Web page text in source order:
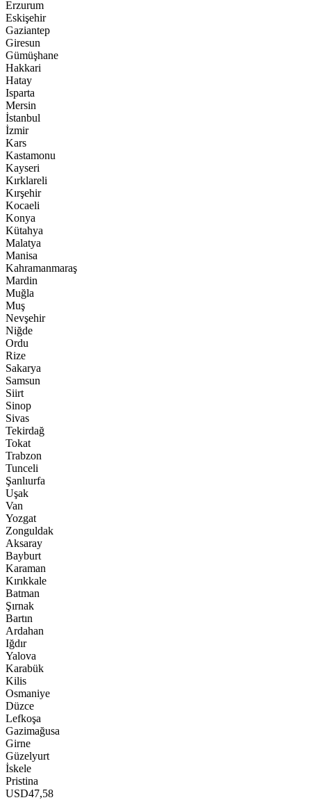
Erzurum
Eskişehir
Gaziantep
Giresun
Gümüşhane
Hakkari
Hatay
Isparta
Mersin
İstanbul
İzmir
Kars
Kastamonu
Kayseri
Kırklareli
Kırşehir
Kocaeli
Konya
Kütahya
Malatya
Manisa
Kahramanmaraş
Mardin
Muğla
Muş
Nevşehir
Niğde
Ordu
Rize
Sakarya
Samsun
Siirt
Sinop
Sivas
Tekirdağ
Tokat
Trabzon
Tunceli
Şanlıurfa
Uşak
Van
Yozgat
Zonguldak
Aksaray
Bayburt
Karaman
Kırıkkale
Batman
Şırnak
Bartın
Ardahan
Iğdır
Yalova
Karabük
Kilis
Osmaniye
Düzce
Lefkoşa
Gazimağusa
Girne
Güzelyurt
İskele
Pristina
USD47,58